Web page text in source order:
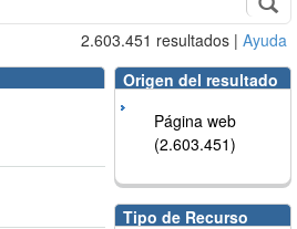
2.603.451 resultados | Ayuda
Origen del resultado
Página web
(2.603.451)
Tipo de Recurso